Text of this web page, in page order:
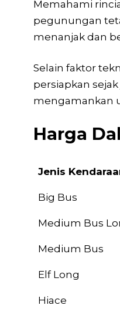
Memahami
pegunungan
menanjak dan
Selain faktor
persiapkan
mengamankan
Harga
Jenis
Jenis Kendaraan
Big Bus
Medium Bus
Medium Bus
Elf Long
Hiace